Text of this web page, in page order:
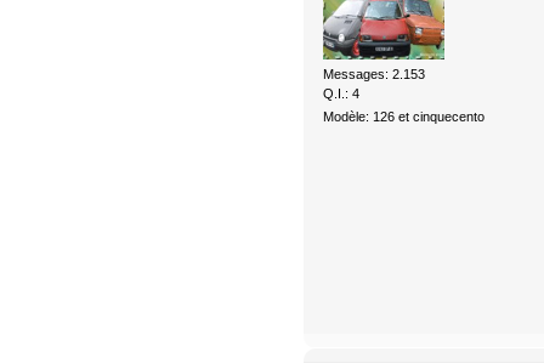
Messages: 2.153
Q.I.: 4
Modèle: 126 et cinquecento